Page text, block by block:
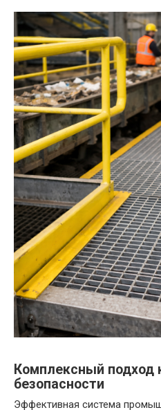
Комплексный
безопасности
Эффективная система